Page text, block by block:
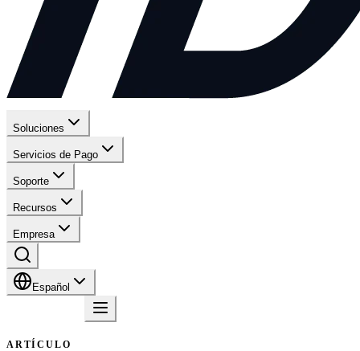
Soluciones
Servicios de Pago
Soporte
Recursos
Empresa
Español
ARTÍCULO